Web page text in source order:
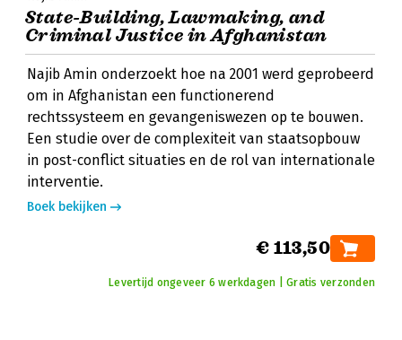
State-Building, Lawmaking, and
Criminal Justice in Afghanistan
Najib Amin onderzoekt hoe na 2001 werd geprobeerd
om in Afghanistan een functionerend
rechtssysteem en gevangeniswezen op te bouwen.
Een studie over de complexiteit van staatsopbouw
in post-conflict situaties en de rol van internationale
interventie.
Boek bekijken
€ 113,50
Levertijd ongeveer 6 werkdagen | Gratis verzonden